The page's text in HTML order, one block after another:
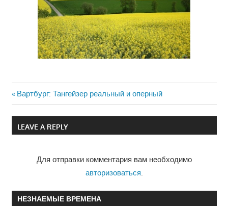
Навигация
по
Previous
Post:
Вартбург: Тангейзер реальный и оперный
LEAVE A REPLY
Для отправки комментария вам необходимо
авторизоваться
НЕЗНАЕМЫЕ ВРЕМЕНА